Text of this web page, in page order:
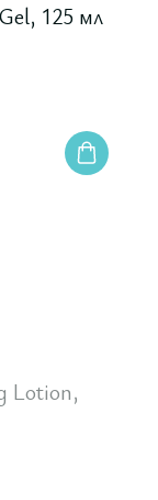
125 мл
Lotion,